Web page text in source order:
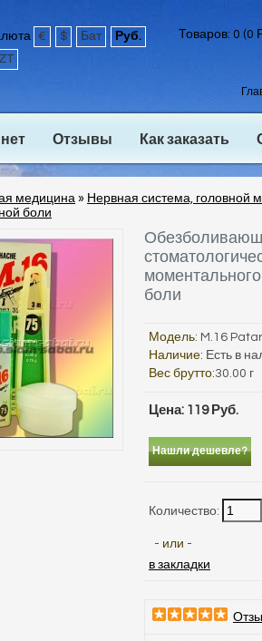
€ $ Бат
Руб.
Товаров: 0 (0
Отзывы Как заказать
медицина » Нервная система, головной
боли
боли
Модель: M.16
Наличие: Есть в
Вес брутто:30.00 г
Цена: 119 Руб.
Нашли дешевле?
Количество:
- или -
в закладки